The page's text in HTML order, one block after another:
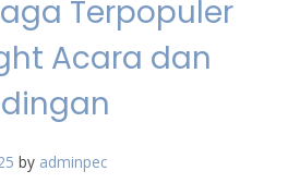
Terpopuler
Acara dan
by adminpec